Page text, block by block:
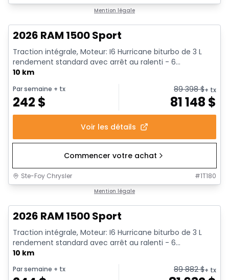
Mention légale
2026 RAM 1500 Sport
Traction intégrale, Moteur: I6 Hurricane biturbo de 3 L
rendement standard avec arrêt au ralenti - 6...
10 km
Par semaine + tx
242 $
89 398$+ tx
81 148 $
Voir les détails
Commencer votre achat
Ste-Foy Chrysler #1T180
Mention légale
2026 RAM 1500 Sport
Traction intégrale, Moteur: I6 Hurricane biturbo de 3 L
rendement standard avec arrêt au ralenti - 6...
10 km
Par semaine + tx 89 882$+ tx